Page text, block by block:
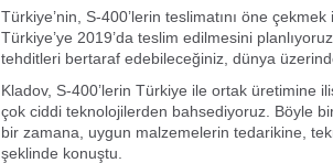
Türkiye’nin, S-400’lerin teslimatını öne
Türkiye’ye 2019’da teslim edilmesini
tehditleri bertaraf edebileceğiniz, dünya
Kladov, S-400’lerin Türkiye ile ortak üretimine
çok ciddi teknolojilerden bahsediyoruz. Böyle
bir zamana, uygun malzemelerin tedarikine,
şeklinde konuştu.